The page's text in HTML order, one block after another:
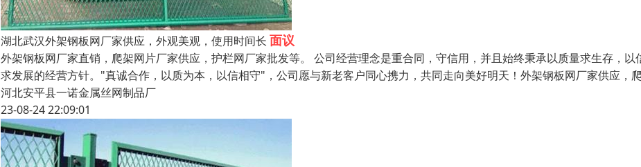
湖北武汉外架钢板网厂家供应，外观美观，使用时间长 面议
外架钢板网厂家直销，爬架网片厂家供应，护栏网厂家批发等。 公司经营理念是重合同，守信用，并且始终秉承以质量求生存，以
求发展的经营方针。"真诚合作，以质为本，以信相守"，公司愿与新老客户同心携力，共同走向美好明天！外架钢板网厂家供应，
河北安平县一诺金属丝网制品厂
23-08-24 22:09:01